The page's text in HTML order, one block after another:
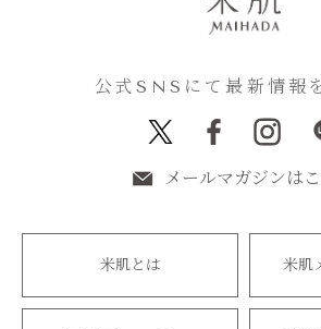
公式SNSにて最新情報
メールマガジンは
米肌とは 米肌